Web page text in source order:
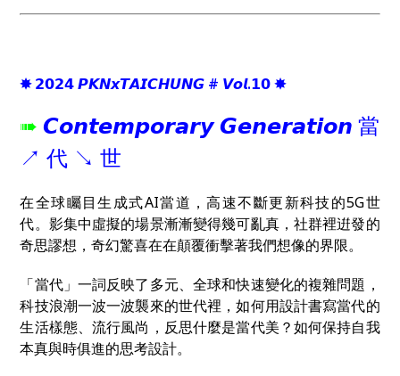
✸ 𝟮𝟬𝟮𝟰 𝙋𝙆𝙉𝙭𝙏𝘼𝙄𝘾𝙃𝙐𝙉𝙂 # 𝙑𝙤𝙡.𝟭𝟬 ✸
➠ 𝘾𝙤𝙣𝙩𝙚𝙢𝙥𝙤𝙧𝙖𝙧𝙮 𝙂𝙚𝙣𝙚𝙧𝙖𝙩𝙞𝙤𝙣 當
↗︎ 代 ↘︎ 世
在全球矚目生成式AI當道，高速不斷更新科技的5G世
代。影集中虛擬的場景漸漸變得幾可亂真，社群裡逬發的
奇思謬想，奇幻驚喜在在顛覆衝擊著我們想像的界限。
「當代」一詞反映了多元、全球和快速變化的複雜問題，
科技浪潮一波一波襲來的世代裡，如何用設計書寫當代的
生活樣態、流行風尚，反思什麼是當代美？如何保持自我
本真與時俱進的思考設計。